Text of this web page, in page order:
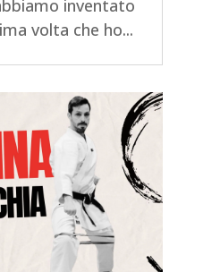
inventato
volta che ho...